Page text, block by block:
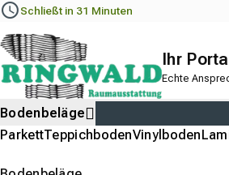
Navigation Content Footer
Schließt in 31 Minuten
Ihr
Echte
Bodenbeläge
ParkettTeppichbodenVinylboden